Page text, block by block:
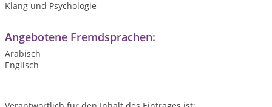
Klang und Psychologie
Angebotene Fremdsprachen:
Arabisch
Englisch